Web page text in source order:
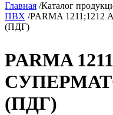
Главная /Каталог
ПВХ /PARMA
(ПДГ)
PARMA
(ПДГ)